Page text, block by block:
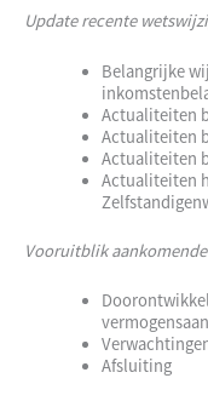
Update recente
Belangrijke
Actualiteiten
Actualiteiten
Actualiteiten
Actualiteiten
Vooruitblik
Afsluiting